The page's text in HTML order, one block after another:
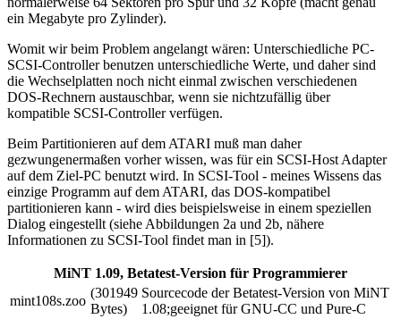
ein Megabyte pro Zylinder).
Womit wir beim Problem angelangt wären: Unterschiedliche PC-
SCSI-Controller benutzen unterschiedliche Werte, und daher sind
die Wechselplatten noch nicht einmal zwischen verschiedenen
DOS-Rechnern austauschbar, wenn sie nichtzufällig über
kompatible SCSI-Controller verfügen.
Beim Partitionieren auf dem ATARI muß man daher
gezwungenermaßen vorher wissen, was für ein SCSI-Host Adapter
auf dem Ziel-PC benutzt wird. In SCSI-Tool - meines Wissens das
einzige Programm auf dem ATARI, das DOS-kompatibel
partitionieren kann - wird dies beispielsweise in einem speziellen
Dialog eingestellt (siehe Abbildungen 2a und 2b, nähere
Informationen zu SCSI-Tool findet man in [5]).
MiNT 1.09, Betatest-Version für Programmierer
mint108s.zoo
(301949
Bytes)
Sourcecode der Betatest-Version von MiNT
1.08;geeignet für GNU-CC und Pure-C